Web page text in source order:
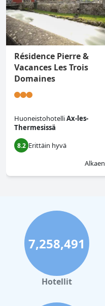
Résidence Pierre &
Vacances Les Trois
Domaines
HuoneistohotelliAx-les-
Thermesissä
8.2 Erittäin hyvä
Alkaen
7,258,491
Hotellit